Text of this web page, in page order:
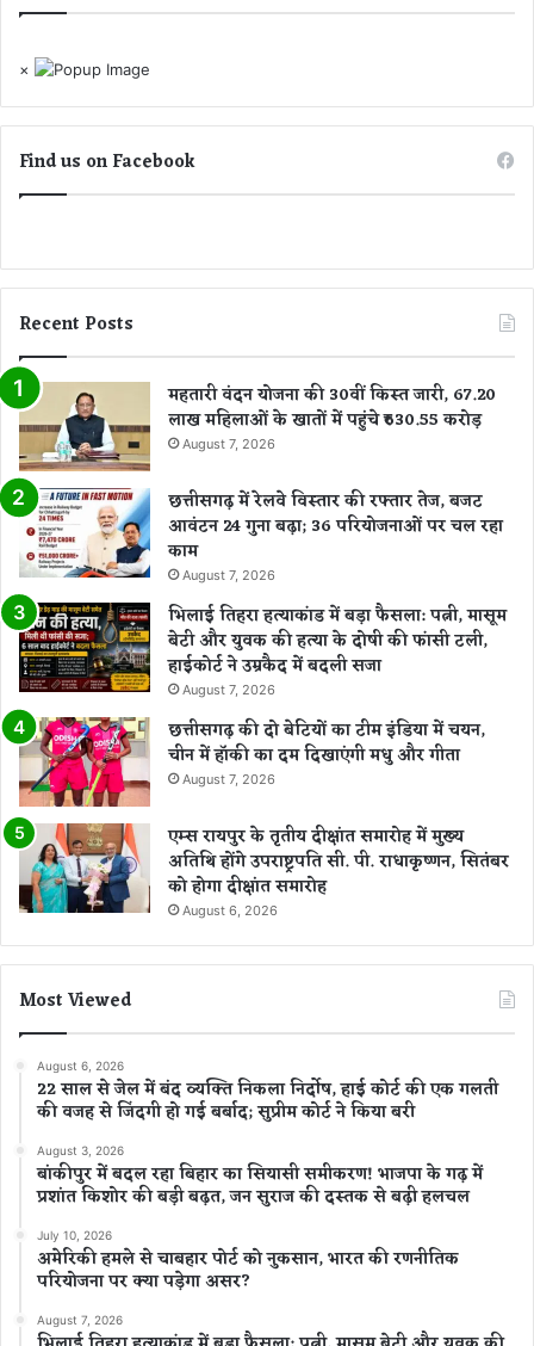
×
Find us on Facebook
Recent Posts
महतारी वंदन योजना की 30वीं किस्त जारी, 67.20
लाख महिलाओं के खातों में पहुंचे ₹630.55 करोड़
August 7, 2026
छत्तीसगढ़ में रेलवे विस्तार की रफ्तार तेज, बजट
आवंटन 24 गुना बढ़ा; 36 परियोजनाओं पर चल रहा
काम
August 7, 2026
भिलाई तिहरा हत्याकांड में बड़ा फैसला: पत्नी, मासूम
बेटी और युवक की हत्या के दोषी की फांसी टली,
हाईकोर्ट ने उम्रकैद में बदली सजा
August 7, 2026
छत्तीसगढ़ की दो बेटियों का टीम इंडिया में चयन,
चीन में हॉकी का दम दिखाएंगी मधु और गीता
August 7, 2026
एम्स रायपुर के तृतीय दीक्षांत समारोह में मुख्य
अतिथि होंगे उपराष्ट्रपति सी. पी. राधाकृष्णन, सितंबर
को होगा दीक्षांत समारोह
August 6, 2026
Most Viewed
August 6, 2026
22 साल से जेल में बंद व्यक्ति निकला निर्दोष, हाई कोर्ट की एक गलती
की वजह से जिंदगी हो गई बर्बाद; सुप्रीम कोर्ट ने किया बरी
August 3, 2026
बांकीपुर में बदल रहा बिहार का सियासी समीकरण! भाजपा के गढ़ में
प्रशांत किशोर की बड़ी बढ़त, जन सुराज की दस्तक से बढ़ी हलचल
July 10, 2026
अमेरिकी हमले से चाबहार पोर्ट को नुकसान, भारत की रणनीतिक
परियोजना पर क्या पड़ेगा असर?
August 7, 2026